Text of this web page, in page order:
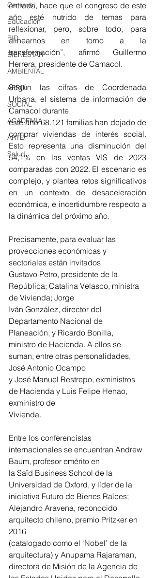
Carnaval
Educación
BID
BIENESTAR
AMBIENTAL
AFRO
SOCIAL
ACADEMIA
ARTE
Salud
entrada, hace que el congreso de este
año esté nutrido de temas para
reflexionar, pero, sobre todo, para
alinearnos en torno a la
transformación”, afirmó Guillermo
Herrera, presidente de Camacol.
Según las cifras de Coordenada
Urbana, el sistema de información de
Camacol durante
este año 68.121 familias han dejado de
comprar viviendas de interés social.
Esto representa una disminución del
54,1% en las ventas VIS de 2023
comparadas con 2022. El escenario es
complejo, y plantea retos significativos
en un contexto de desaceleración
económica, e incertidumbre respecto a
la dinámica del próximo año.
Precisamente, para evaluar las
proyecciones económicas y
sectoriales están invitados
Gustavo Petro, presidente de la
República; Catalina Velasco, ministra
de Vivienda; Jorge
Iván González, director del
Departamento Nacional de
Planeación, y Ricardo Bonilla,
ministro de Hacienda. A ellos se
suman, entre otras personalidades,
José Antonio Ocampo
y José Manuel Restrepo, exministros
de Hacienda y Luis Felipe Henao,
exministro de
Vivienda.
Entre los conferencistas
internacionales se encuentran Andrew
Baum, profesor emérito en
la Saïd Business School de la
Universidad de Oxford, y líder de la
iniciativa Futuro de Bienes Raíces;
Alejandro Aravena, reconocido
arquitecto chileno, premio Pritzker en
2016
(catalogado como el ‘Nobel’ de la
arquitectura) y Anupama Rajaraman,
directora de Misión de la Agencia de